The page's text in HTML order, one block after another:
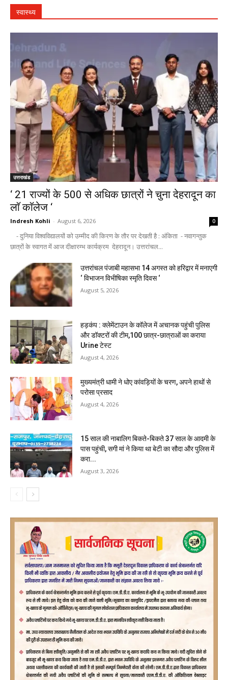
स्वास्थ्य
उत्तराखंड
‘ 21 राज्यों के 500 से अधिक छात्रों ने चुना देहरादून का
लाॅ काॅलेज ‘
Indresh Kohli - August 6, 2026 0
- दुनिया विश्वविद्यालयों को उम्मीद की किरण के तौर पर देखती है : अंकिता - नवागन्तुक
छात्रों के स्वागत में आज दीक्षारम्भ कार्यक्रम देहरादून। उत्तरांचल...
उत्तरांचल पंजाबी महासभा 14 अगस्त को हरिद्वार में मनाएगी
‘ विभाजन विभीषिका स्मृति दिवस ‘
August 5, 2026
हड़कंप : क्लेमेंटाउन के कॉलेज में अचानक पहुंची पुलिस
और डॉक्टरों की टीम,100 छात्र-छात्राओं का कराया
Urine टेस्ट
August 4, 2026
मुख्यमंत्री धामी ने धोए कांवड़ियों के चरण, अपने हाथों से
परोसा प्रसाद
August 4, 2026
15 साल की नाबालिग बिकते-बिकते 37 साल के आदमी के
पास पहुंची, सगी मां ने किया था बेटी का सौदा और पुलिस में
करा...
August 3, 2026